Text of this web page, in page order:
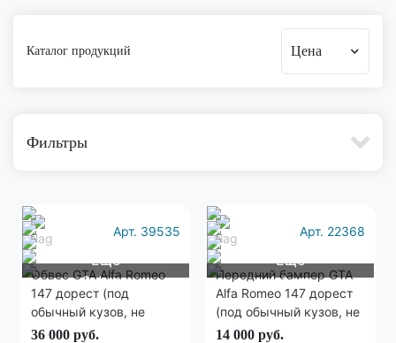
Каталог продукций Цена
Фильтры
Еще
2 фото
Арт. 39535
Обвес GTA Alfa Romeo
147 дорест (под
обычный кузов, не
широкий)
36 000 руб.
Еще
4 фото
Арт. 22368
Передний бампер GTA
Alfa Romeo 147 дорест
(под обычный кузов, не
широкий)
14 000 руб.